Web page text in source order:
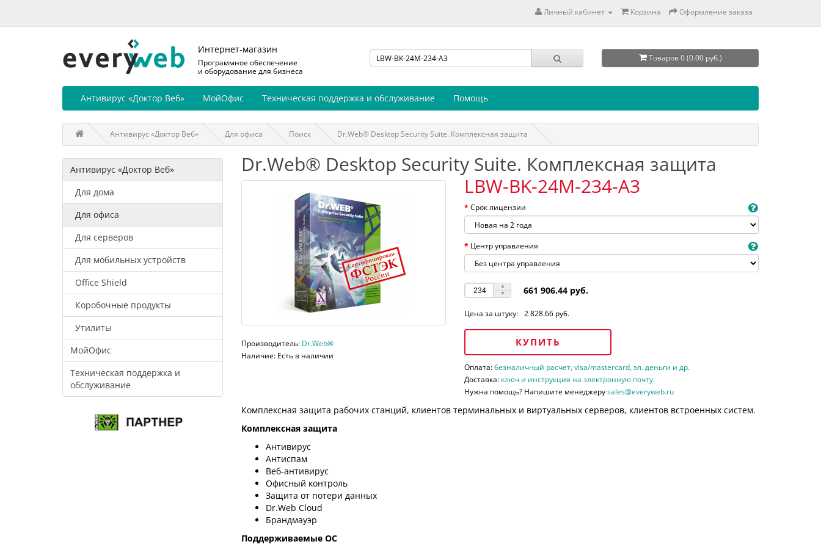
Личный кабинет Корзина Оформление заказа
Интернет-магазин
Программное обеспечение
и оборудование для бизнеса
Товаров 0 (0.00 руб.)
Антивирус «Доктор Веб» МойОфис Техническая поддержка и обслуживание Помощь
Антивирус «Доктор Веб» Для офиса Поиск Dr.Web® Desktop Security Suite. Комплексная защита
Антивирус «Доктор Веб»
Для дома
Для офиса
Для серверов
Для мобильных устройств
Office Shield
Коробочные продукты
Утилиты
МойОфис
Техническая поддержка и
обслуживание
Dr.Web® Desktop Security Suite. Комплексная защита
Производитель: Dr.Web®
Наличие: Есть в наличии
LBW-BK-24M-234-A3
Срок лицензии
Центр управления
661 906.44 руб.
Цена за штуку: 2 828.66 руб.
КУПИТЬ
Оплата:безналичный расчет, visa/mastercard, эл. деньги и др.
Доставка: ключ и инструкция на электронную почту.
Нужна помощь? Напишите менеджеруsales@everyweb.ru
Комплексная защита рабочих станций, клиентов терминальных и виртуальных серверов, клиентов встроенных систем.
Комплексная защита
Антивирус
Антиспам
Веб-антивирус
Офисный контроль
Защита от потери данных
Dr.Web Cloud
Брандмауэр
Поддерживаемые ОС